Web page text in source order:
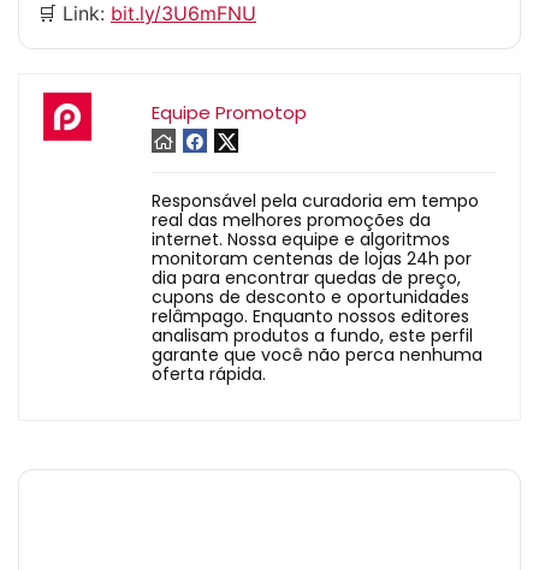
🛒 Link: bit.ly/3U6mFNU
Equipe Promotop
Responsável pela curadoria em tempo
real das melhores promoções da
internet. Nossa equipe e algoritmos
monitoram centenas de lojas 24h por
dia para encontrar quedas de preço,
cupons de desconto e oportunidades
relâmpago. Enquanto nossos editores
analisam produtos a fundo, este perfil
garante que você não perca nenhuma
oferta rápida.